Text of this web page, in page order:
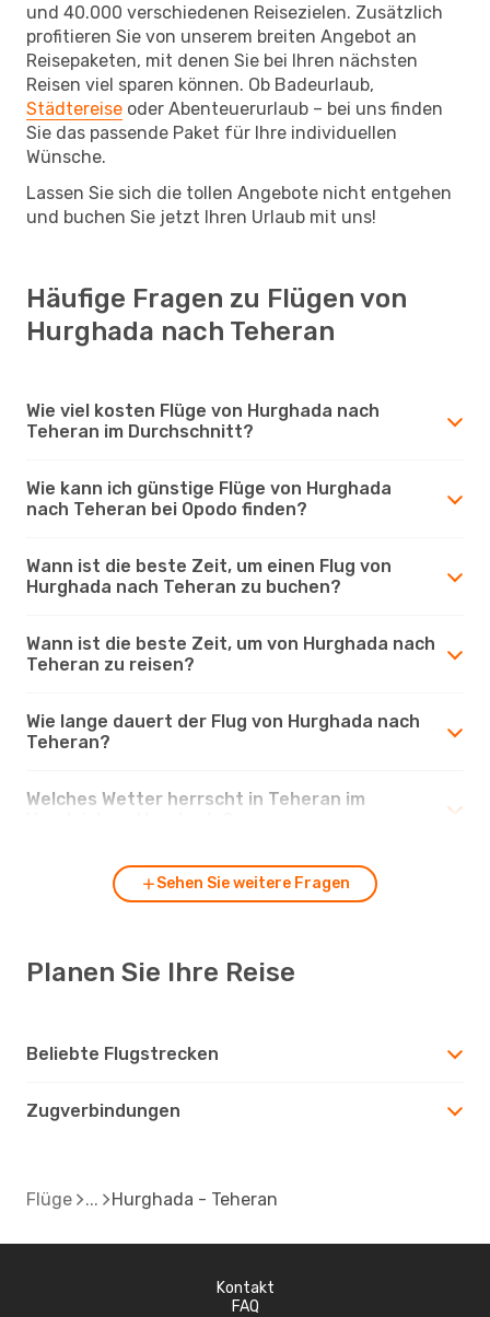
und 40.000 verschiedenen Reisezielen. Zusätzlich
profitieren Sie von unserem breiten Angebot an
Reisepaketen, mit denen Sie bei Ihren nächsten
Reisen viel sparen können. Ob Badeurlaub,
Städtereise oder Abenteuerurlaub – bei uns finden
Sie das passende Paket für Ihre individuellen
Wünsche.
Lassen Sie sich die tollen Angebote nicht entgehen
und buchen Sie jetzt Ihren Urlaub mit uns!
Häufige Fragen zu Flügen von
Hurghada nach Teheran
Wie viel kosten Flüge von Hurghada nach
Teheran im Durchschnitt?
Wie kann ich günstige Flüge von Hurghada
nach Teheran bei Opodo finden?
Wann ist die beste Zeit, um einen Flug von
Hurghada nach Teheran zu buchen?
Wann ist die beste Zeit, um von Hurghada nach
Teheran zu reisen?
Wie lange dauert der Flug von Hurghada nach
Teheran?
Welches Wetter herrscht in Teheran im
Sehen Sie weitere Fragen
Planen Sie Ihre Reise
Beliebte Flugstrecken
Zugverbindungen
Flüge Hurghada - Teheran
Kontakt
FAQ